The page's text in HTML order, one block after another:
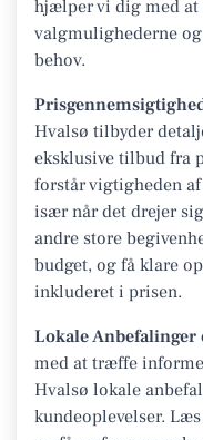
hjælper vi dig med at
valgmulighederne
behov.
Hvalsø tilbyder
eksklusive tilbud fra
forstår vigtigheden
især når det drejer
andre store
budget, og få klare
inkluderet i prisen.
Lokale Anbefalinger
med at træffe
Hvalsø lokale
kundeoplevelser.